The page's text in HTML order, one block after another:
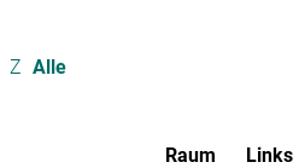
Z Alle
Raum
Links